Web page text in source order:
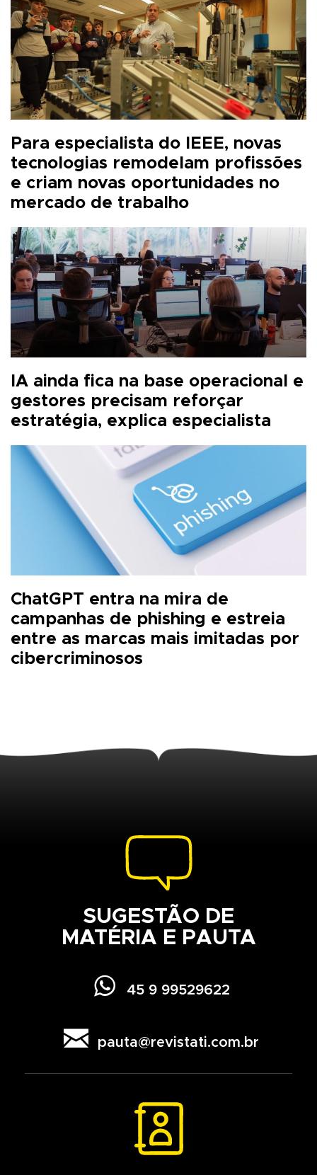
Para especialista do IEEE, novas
tecnologias remodelam profissões
e criam novas oportunidades no
mercado de trabalho
IA ainda fica na base operacional e
gestores precisam reforçar
estratégia, explica especialista
ChatGPT entra na mira de
campanhas de phishing e estreia
entre as marcas mais imitadas por
cibercriminosos
SUGESTÃO DE
MATÉRIA E PAUTA
 45 9 99529622
 pauta@revistati.com.br